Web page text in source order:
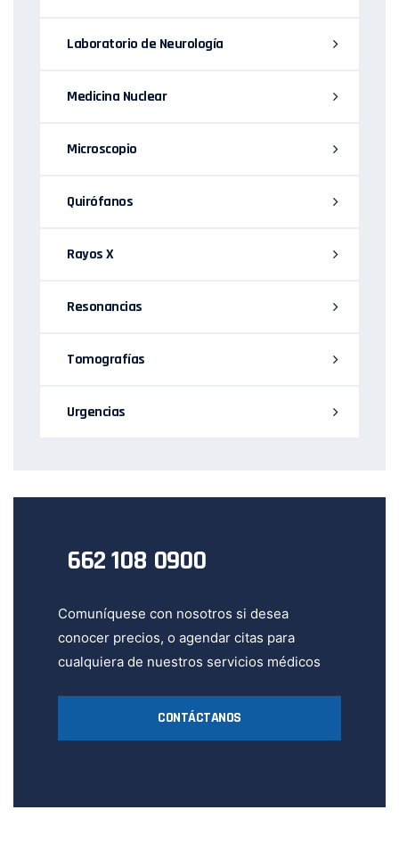
Laboratorio de Neurología
Medicina Nuclear
Microscopio
Quirófanos
Rayos X
Resonancias
Tomografías
Urgencias
662 108 0900
Comuníquese con nosotros si desea
conocer precios, o agendar citas para
cualquiera de nuestros servicios médicos
CONTÁCTANOS